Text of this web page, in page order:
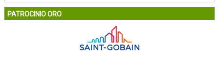
PATROCINIO ORO